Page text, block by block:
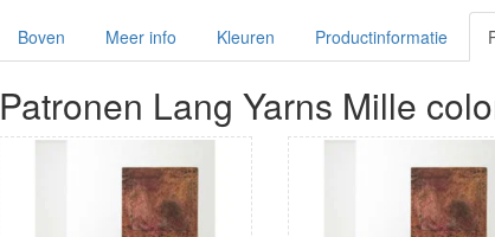
Boven Meer info Kleuren Productinformatie
Patronen Lang Yarns Mille